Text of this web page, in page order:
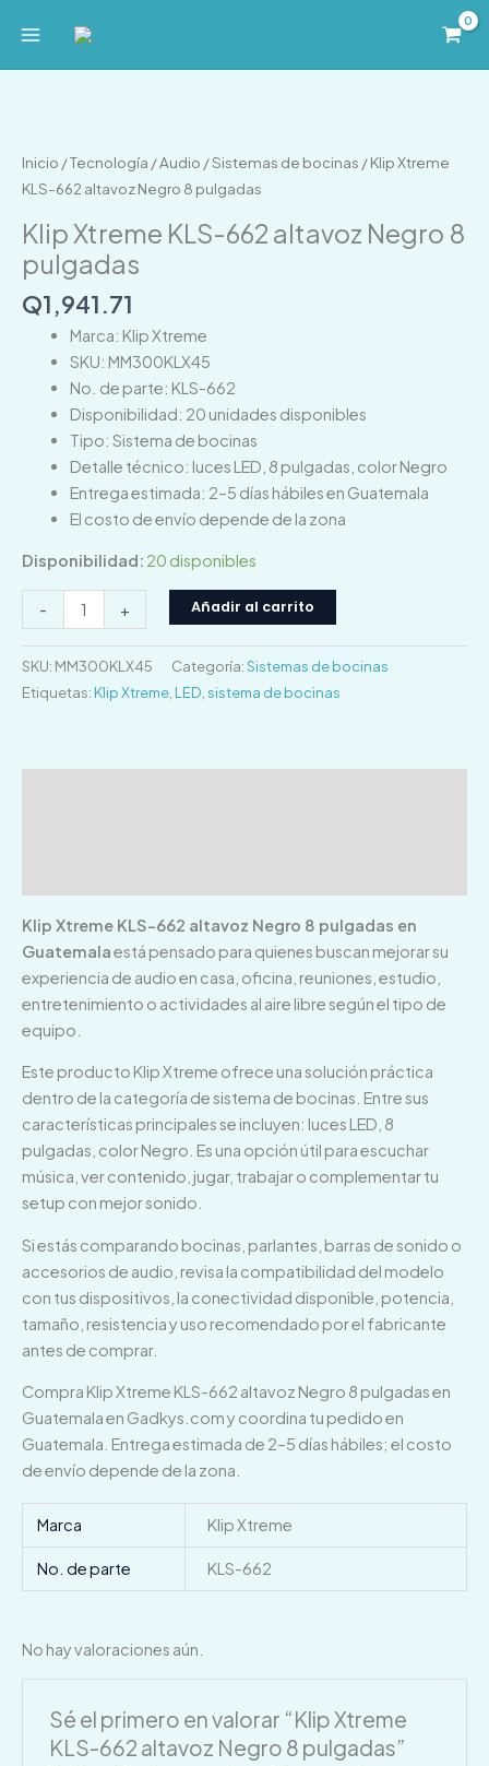
Inicio /Tecnología /Audio /Sistemas de bocinas / Klip Xtreme
KLS-662 altavoz Negro 8 pulgadas
Klip Xtreme KLS-662 altavoz Negro 8
pulgadas
Q1,941.71
Marca: Klip Xtreme
SKU: MM300KLX45
No. de parte: KLS-662
Disponibilidad: 20 unidades disponibles
Tipo: Sistema de bocinas
Detalle técnico: luces LED, 8 pulgadas, color Negro
Entrega estimada: 2–5 días hábiles en Guatemala
El costo de envío depende de la zona
Disponibilidad: 20 disponibles
-
KLS-
662
Negro
8
cantidad
+ Añadir al carrito
SKU: MM300KLX45 Categoría:Sistemas de bocinas
Etiquetas: Klip Xtreme LED sistema de bocinas
Klip Xtreme KLS-662 altavoz Negro 8 pulgadas en
Guatemalaestá pensado para quienes buscan mejorar su
experiencia de audio en casa, oficina, reuniones, estudio,
entretenimiento o actividades al aire libre según el tipo de
equipo.
Este producto Klip Xtreme ofrece una solución práctica
dentro de la categoría de sistema de bocinas. Entre sus
características principales se incluyen: luces LED, 8
pulgadas, color Negro. Es una opción útil para escuchar
música, ver contenido, jugar, trabajar o complementar tu
setup con mejor sonido.
Si estás comparando bocinas, parlantes, barras de sonido o
accesorios de audio, revisa la compatibilidad del modelo
con tus dispositivos, la conectividad disponible, potencia,
tamaño, resistencia y uso recomendado por el fabricante
antes de comprar.
Compra Klip Xtreme KLS-662 altavoz Negro 8 pulgadas en
Guatemala en Gadkys.com y coordina tu pedido en
Guatemala. Entrega estimada de 2–5 días hábiles; el costo
de envío depende de la zona.
Marca Klip Xtreme
No. de parte KLS-662
No hay valoraciones aún.
Sé el primero en valorar “Klip Xtreme
KLS-662 altavoz Negro 8 pulgadas”